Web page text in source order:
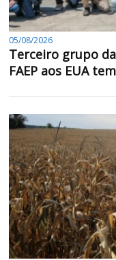
05/08/2026
Terceiro grupo
FAEP aos EUA